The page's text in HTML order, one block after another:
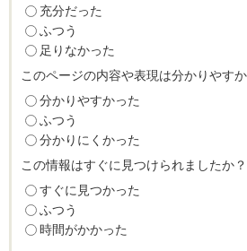
充分だった
ふつう
足りなかった
このページの内容や表現は分かりやす
分かりやすかった
ふつう
分かりにくかった
この情報はすぐに見つけられましたか？
すぐに見つかった
ふつう
時間がかかった